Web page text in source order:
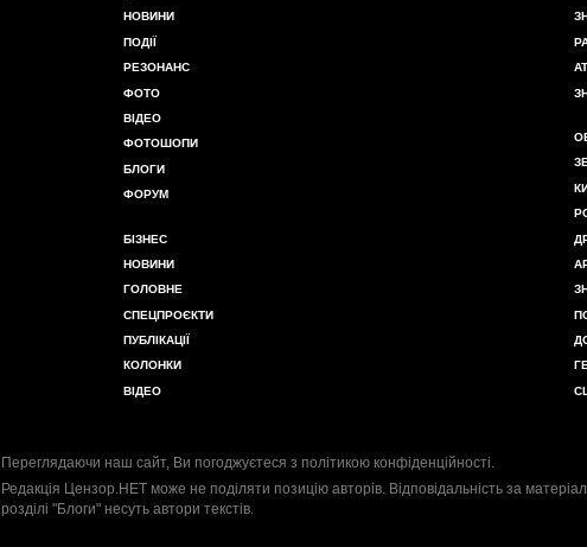
НОВИНИ
ПОДІЇ
РЕЗОНАНС
ФОТО
ВІДЕО
ФОТОШОПИ
БЛОГИ
ФОРУМ
БІЗНЕС
НОВИНИ
ГОЛОВНЕ
СПЕЦПРОЄКТИ
ПУБЛІКАЦІЇ
КОЛОНКИ
ВІДЕО
Переглядаючи наш сайт, Ви погоджуєтеся з політикою конфіденційності.
Редакція Цензор.НЕТ може не поділяти позицію авторів. Відповідальність за
розділі "Блоги" несуть автори текстів.